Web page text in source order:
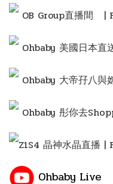
OB Group直播間 |
Ohbaby 美國日本
Ohbaby 大帝孖八
Ohbaby 彤你去
Z1S4 晶神水晶直播 |
Ohbaby Live